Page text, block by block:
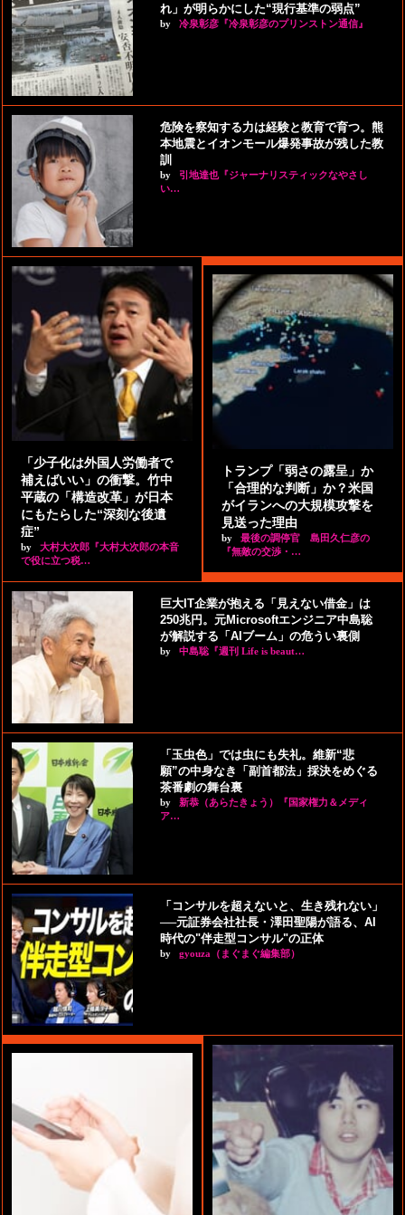
れ」が明らかにした“現行基準の弱点”
by 冷泉彰彦『冷泉彰彦のプリンストン通信』
危険を察知する力は経験と教育で育つ。熊
本地震とイオンモール爆発事故が残した教
訓
by
引地達也『ジャーナリスティックなやさし
い…
「少子化は外国人労働者で
補えばいい」の衝撃。竹中
平蔵の「構造改革」が日本
にもたらした“深刻な後遺
症”
by
大村大次郎『大村大次郎の本音
で役に立つ税…
トランプ「弱さの露呈」か
「合理的な判断」か？米国
がイランへの大規模攻撃を
見送った理由
by
最後の調停官 島田久仁彦の
『無敵の交渉・…
巨大IT企業が抱える「見えない借金」は
250兆円。元Microsoftエンジニア中島聡
が解説する「AIブーム」の危うい裏側
by 中島聡『週刊 Life is beaut…
「玉虫色」では虫にも失礼。維新“悲
願”の中身なき「副首都法」採決をめぐる
茶番劇の舞台裏
by
新恭（あらたきょう）『国家権力＆メディ
ア…
「コンサルを超えないと、生き残れない」
──元証券会社社長・澤田聖陽が語る、AI
時代の"伴走型コンサル"の正体
by gyouza（まぐまぐ編集部）